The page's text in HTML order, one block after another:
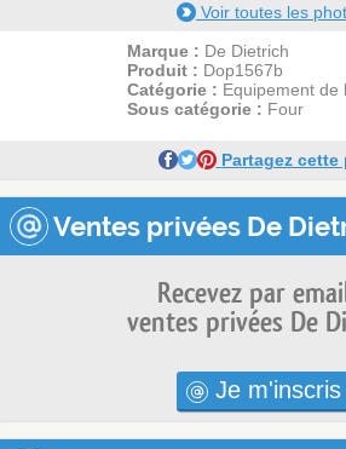
Voir toutes les
Marque : De Dietrich
Produit : Dop1567b
Catégorie : Equipement de
Sous catégorie : Four
Partagez cette
Ventes privées De
Recevez par
ventes privées De
Je m'inscris